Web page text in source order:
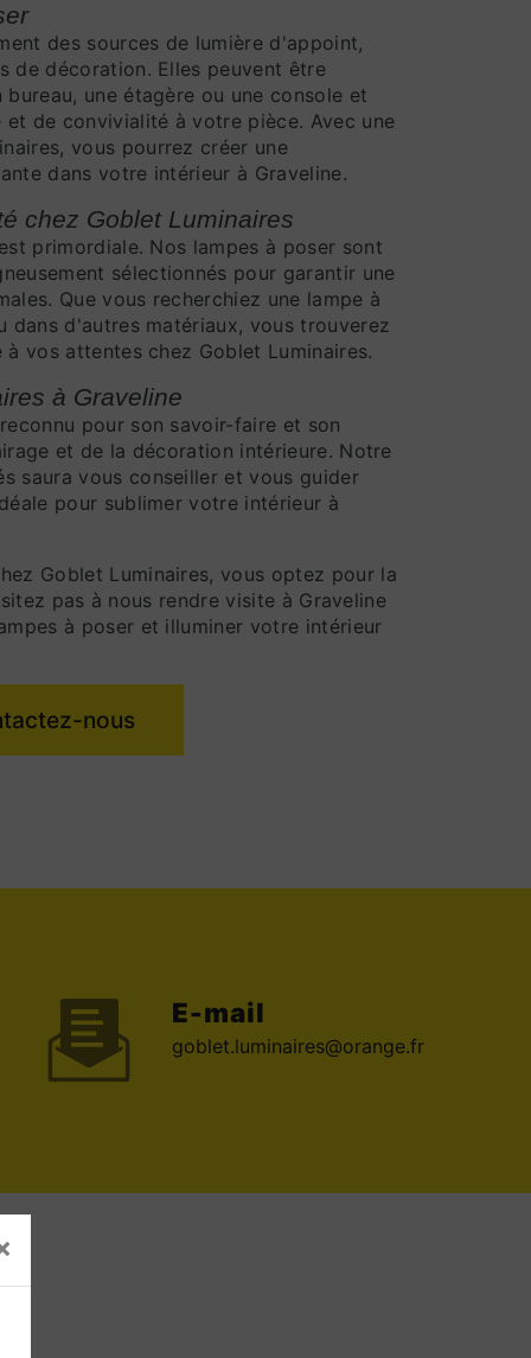
des sources de lumière d'appoint,
de décoration. Elles peuvent être
une étagère ou une console et
de convivialité à votre pièce. Avec une
vous pourrez créer une
dans votre intérieur à Graveline.
chez Goblet Luminaires
primordiale. Nos lampes à poser sont
sélectionnés pour garantir une
Que vous recherchiez une lampe à
dans d'autres matériaux, vous trouverez
vos attentes chez Goblet Luminaires.
à Graveline
pour son savoir-faire et son
et de la décoration intérieure. Notre
saura vous conseiller et vous guider
pour sublimer votre intérieur à
Goblet Luminaires, vous optez pour la
pas à nous rendre visite à Graveline
à poser et illuminer votre intérieur
nous
E-mail
goblet.luminaires@orange.fr